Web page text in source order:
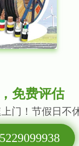
电缆回收范
电力电缆、
燃电力电缆
耐寒电缆、
缆、油浸纸
、VV电力电
免费评估
门！节假日不